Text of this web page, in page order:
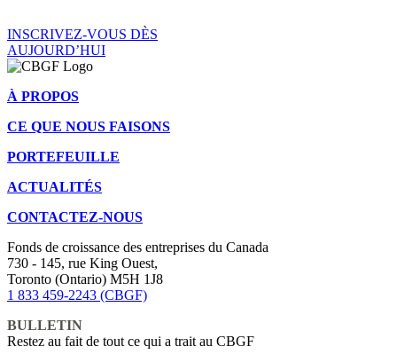
INSCRIVEZ-VOUS DÈS
AUJOURD’HUI
À PROPOS
CE QUE NOUS FAISONS
PORTEFEUILLE
ACTUALITÉS
CONTACTEZ-NOUS
Fonds de croissance des entreprises du Canada
730 - 145, rue King Ouest,
Toronto (Ontario) M5H 1J8
1 833 459-2243 (CBGF)
BULLETIN
Restez au fait de tout ce qui a trait au CBGF